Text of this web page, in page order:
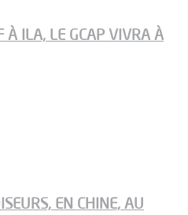
À ILA, LE GCAP VIVRA À
EN CHINE, AU